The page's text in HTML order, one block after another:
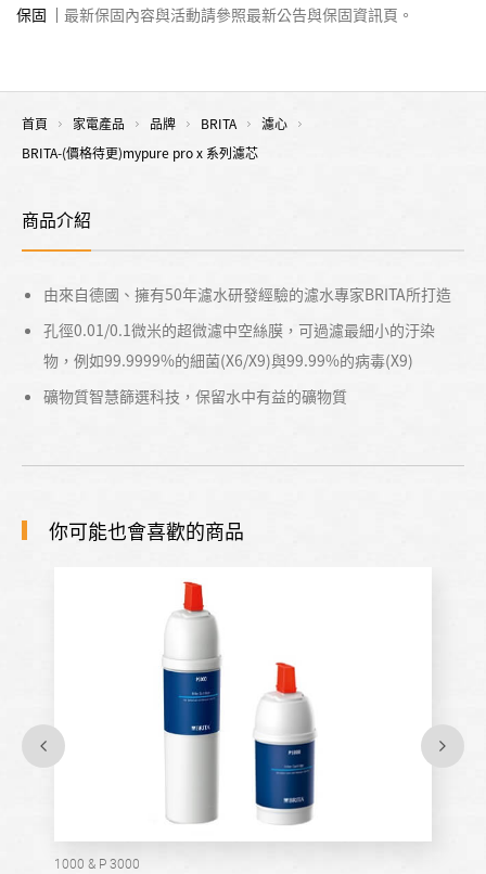
保固
最新保固內容與活動請參照最新公告與保固資訊頁。
首頁 家電產品 品牌 BRITA
濾心
BRITA-(價格待更)mypure pro x 系列濾芯
商品介紹
由來自德國、擁有50年濾水研發經驗的濾水專家BRITA所打造
孔徑0.01/0.1微米的超微濾中空絲膜，可過濾最細小的汙染
物，例如99.9999%的細菌(X6/X9)與99.99%的病毒(X9)
礦物質智慧篩選科技，保留水中有益的礦物質
你可能也會喜歡的商品
1000 & P 3000